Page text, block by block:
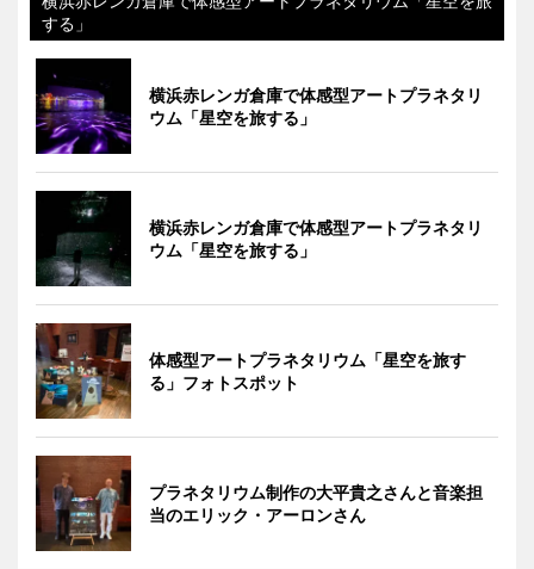
する」
横浜赤レンガ倉庫で体感型アートプラネタリ
ウム「星空を旅する」
横浜赤レンガ倉庫で体感型アートプラネタリ
ウム「星空を旅する」
体感型アートプラネタリウム「星空を旅す
る」フォトスポット
プラネタリウム制作の大平貴之さんと音楽担
当のエリック・アーロンさん